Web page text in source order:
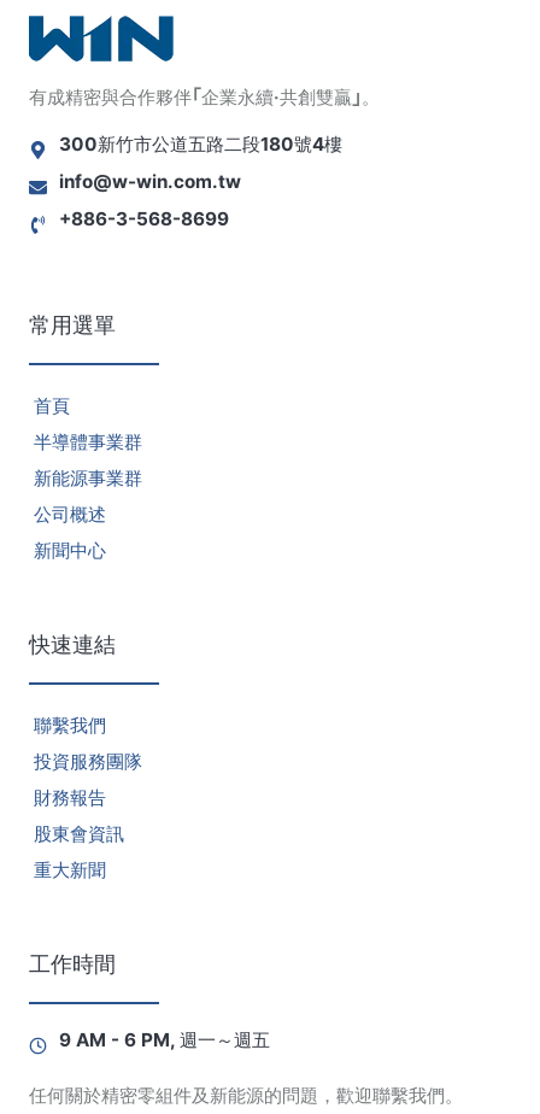
有成精密與合作夥伴｢企業永續·共創雙贏｣。
300新竹市公道五路二段180號4樓
info@w-win.com.tw
+886-3-568-8699
常用選單
首頁
半導體事業群
新能源事業群
公司概述
新聞中心
快速連結
聯繫我們
投資服務團隊
財務報告
股東會資訊
重大新聞
工作時間
9 AM - 6 PM, 週一～週五
任何關於精密零組件及新能源的問題，歡迎聯繫我們。